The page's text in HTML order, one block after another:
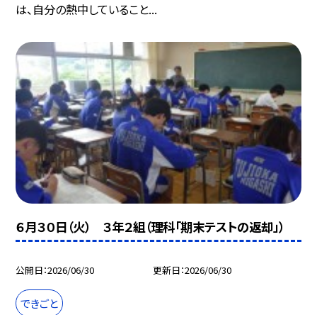
は、自分の熱中していること...
６月３０日（火） ３年２組（理科「期末テストの返却」）
公開日 2026/06/30 更新日 2026/06/30
できごと